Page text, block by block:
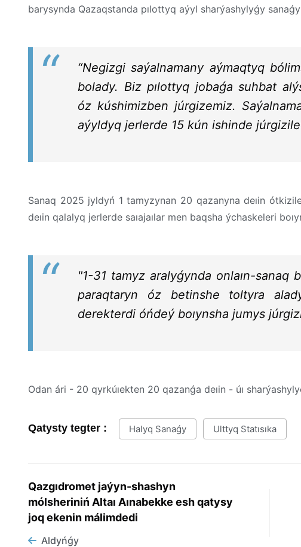
barysynda Qazaqstanda pılottyq aýyl sharýashylyǵy
“Negizgi saýalnamany aýmaqtyq
bolady. Biz pılottyq jobaǵa suhbat
óz kúshimizben júrgizemiz.
aýyldyq jerlerde 15 kún ishinde
Sanaq 2025 jyldyń 1 tamyzynan 20 qazanyna deıin
deıin qalalyq jerlerde saıajaılar men baqsha ýchaskeleri
"1-31 tamyz aralyǵynda onlaın-sanaq
paraqtaryn óz betinshe toltyra
derekterdi óńdeý boıynsha jumys
Odan ári - 20 qyrkúıekten 20 qazanǵa deıin - úı
Qatysty tegter : Halyq Sanaǵy Ulttyq Statısıka
Qazgıdromet jaýyn-shashyn
mólsheriniń Altaı Aınabekke esh qatysy
joq ekenin málimdedi
Aldyńǵy